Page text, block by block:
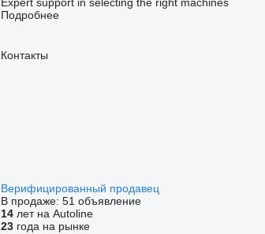
Подробнее
Контакты
Верифицированный продавец
В продаже: 51 объявление
14лет на Autoline
23года на рынке